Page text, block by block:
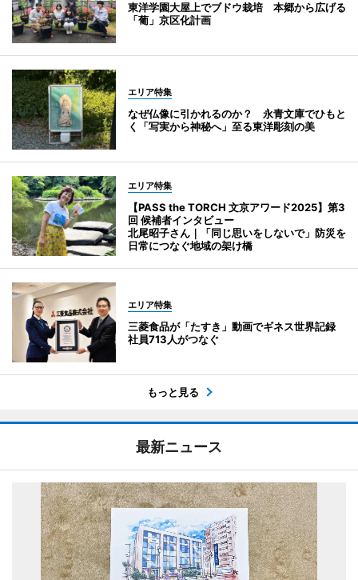
東洋学園大屋上でブドウ栽培 本郷から広げる
「葡」京区化計画
エリア特集
なぜ仏像に引かれるのか？ 永青文庫でひもと
く「写実から神秘へ」至る東洋彫刻の美
エリア特集
【PASS the TORCH 文京アワード2025】第3
回 候補者インタビュー
北尾昭子さん｜「同じ思いをしないで」防災を
日常につなぐ地域の架け橋
エリア特集
三菱食品が「たすき」動画でギネス世界記録
社員713人がつなぐ
もっと見る
最新ニュース